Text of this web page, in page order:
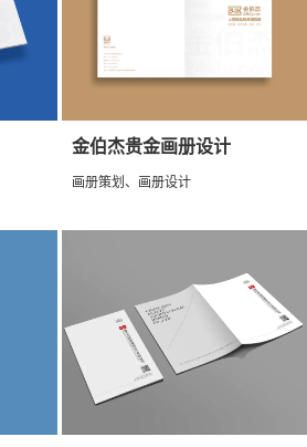
金伯杰贵金画册设计
画册策划、画册设计